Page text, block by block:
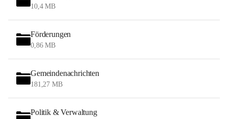
10,4 MB
Förderungen
0,86 MB
Gemeindenachrichten
181,27 MB
Politik & Verwaltung